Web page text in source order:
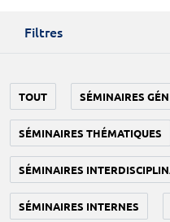
Filtres
TOUT SÉMINAIRES
SÉMINAIRES THÉMATIQUES
SÉMINAIRES
SÉMINAIRES INTERNES